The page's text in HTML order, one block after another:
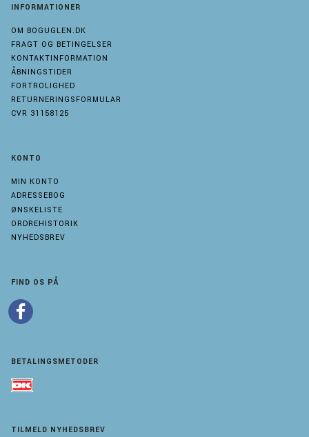
INFORMATIONER
OM BOGUGLEN.DK
FRAGT OG BETINGELSER
KONTAKTINFORMATION
ÅBNINGSTIDER
FORTROLIGHED
RETURNERINGSFORMULAR
CVR 31158125
KONTO
MIN KONTO
ADRESSEBOG
ØNSKELISTE
ORDREHISTORIK
NYHEDSBREV
FIND OS PÅ
BETALINGSMETODER
TILMELD NYHEDSBREV